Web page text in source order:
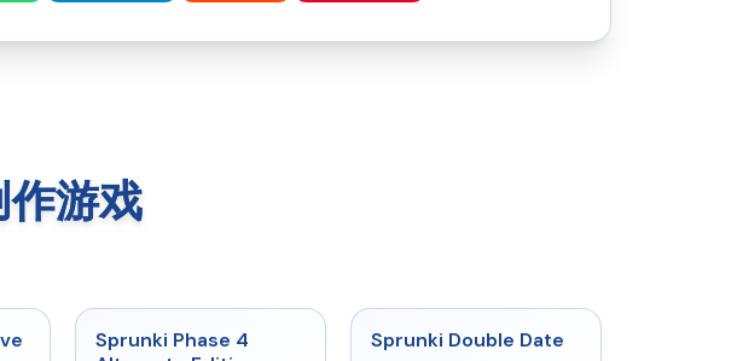
游戏
Sprunki Phase 4
★ 4.5
Sprunki Double Date